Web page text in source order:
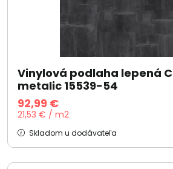
Vinylová podlaha lepená
metalic 15539-54
92,99 €
21,53 € / m2
Skladom u dodávateľa